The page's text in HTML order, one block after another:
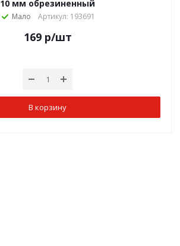
10 мм обрезиненный
Мало Артикул: 193691
169р/шт
В корзину